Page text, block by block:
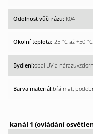
IK04
-25 °C až +50 °C
obal UV a
bílá mat,
kanál 1 (ovládání